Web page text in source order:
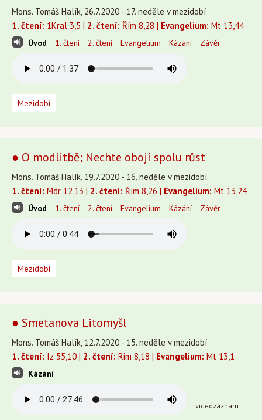
Mons. Tomáš Halík, 26.7.2020 - 17. neděle v mezidobí
1. čtení: 1Kral 3,5 | 2. čtení: Řím 8,28 | Evangelium: Mt 13,44
Úvod 1. čtení 2. čtení Evangelium Kázání Závěr
Mezidobí
● O modlitbě; Nechte obojí spolu růst
Mons. Tomáš Halík, 19.7.2020 - 16. neděle v mezidobí
1. čtení: Mdr 12,13 | 2. čtení: Řím 8,26 | Evangelium: Mt 13,24
Úvod 1. čtení 2. čtení Evangelium Kázání Závěr
Mezidobí
● Smetanova Litomyšl
Mons. Tomáš Halík, 12.7.2020 - 15. neděle v mezidobí
1. čtení: Iz 55,10 | 2. čtení: Rim 8,18 | Evangelium: Mt 13,1
Kázání
videozáznam